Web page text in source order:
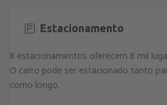
Estacionamento
8 estacionamentos oferecem 8 mil
O carro pode ser estacionado tanto
como longo.